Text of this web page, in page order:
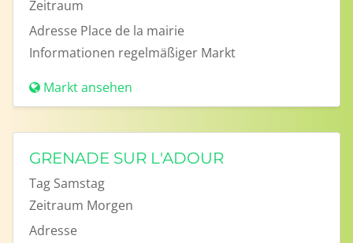
Zeitraum
Adresse Place de la mairie
Informationen regelmäßiger Markt
Markt ansehen
GRENADE SUR L'ADOUR
Tag Samstag
Zeitraum Morgen
Adresse